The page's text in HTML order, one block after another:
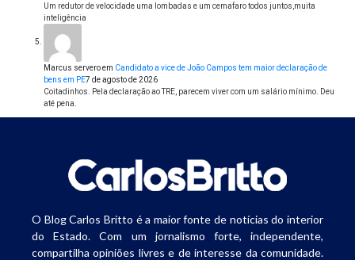
Um redutor de velocidade uma lombadas e um cemafaro todos juntos,muita
inteligência
Marcus serveroem Candidato a vice de João Campos tem maior declaração de
bens em PE7 de agosto de 2026
Coitadinhos. Pela declaração ao TRE, parecem viver com um salário mínimo. Deu
até pena.
O Blog Carlos Britto é a maior fonte de notícias do interior
do Estado. Com um jornalismo forte, independente,
compartilha opiniões livres e de interesse da comunidade.